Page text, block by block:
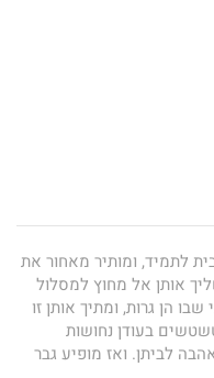
לתמיד, ומותיר מאחור את
אותן אל מחוץ למסלול
הן גרות, ומתיך אותן זו
בﬠודן נחושות
לביתן. ואז מופיﬠ גבר